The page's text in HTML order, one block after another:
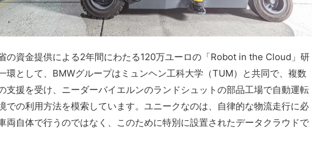
の資金提供による2年間にわたる120万ユーロの「Robot in the Cloud」研
環として、BMWグループはミュンヘン工科大学（TUM）と共同で、複数
支援を受け、ニーダーバイエルンのランドシュットの部品工場で自動運転
での利用方法を模索しています。ユニークなのは、自律的な物流走行に必
両自体で行うのではなく、このために特別に設置されたデータクラウドで